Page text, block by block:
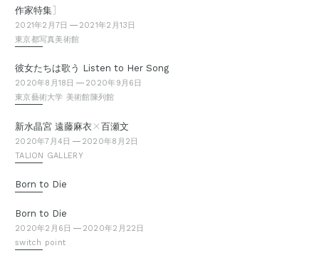
作家特集］
2021年2月7日
2021年2月13日
東京都写真美術館
彼女たちは歌う Listen to Her Song
2020年8月18日
2020年9月6日
東京藝術大学 美術館陳列館
新水晶宮 遠藤麻衣 ×百瀬文
2020年7月4日
2020年8月2日
TALION GALLERY
Born to Die
Born to Die
2020年2月6日
2020年2月22日
switch point